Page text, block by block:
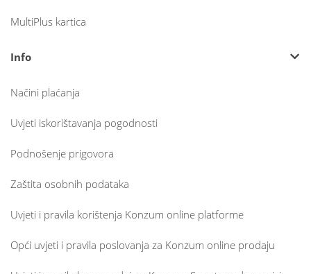
MultiPlus kartica
Info
Načini plaćanja
Uvjeti iskorištavanja pogodnosti
Podnošenje prigovora
Zaštita osobnih podataka
Uvjeti i pravila korištenja Konzum online platforme
Opći uvjeti i pravila poslovanja za Konzum online prodaju